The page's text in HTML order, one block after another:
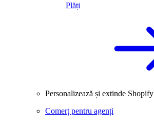
Plăți
Personalizează și extinde Shopify
Comerț pentru agenți